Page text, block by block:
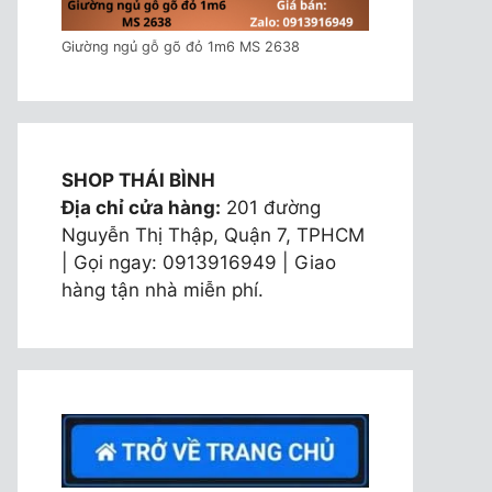
Giường ngủ gỗ gõ đỏ 1m6 MS 2638
SHOP THÁI BÌNH
Địa chỉ cửa hàng: 201 đường
Nguyễn Thị Thập, Quận 7, TPHCM
| Gọi ngay: 0913916949 | Giao
hàng tận nhà miễn phí.